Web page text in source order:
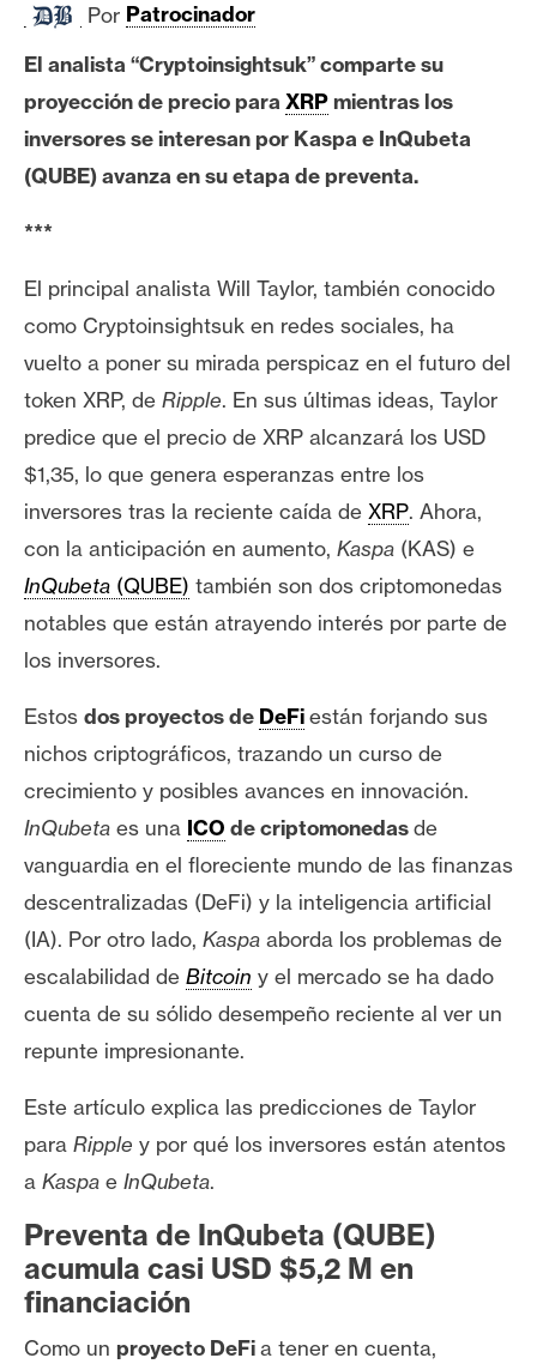
e
r
e
u
m
A
n
á
l
s
i
s
N
o
a
s
d
P
r
e
n
s
a
e
m
a
s
R
e
c
Por Patrocinador
El analista “Cryptoinsightsuk” comparte su
proyección de precio para XRPmientras los
inversores se interesan por Kaspa e InQubeta
(QUBE) avanza en su etapa de preventa.
***
El principal analista Will Taylor, también conocido
como Cryptoinsightsuk en redes sociales, ha
vuelto a poner su mirada perspicaz en el futuro del
token XRP, de Ripple. En sus últimas ideas, Taylor
predice que el precio de XRP alcanzará los USD
$1,35, lo que genera esperanzas entre los
inversores tras la reciente caída de XRP. Ahora,
con la anticipación en aumento, Kaspa (KAS) e
InQubeta (QUBE) también son dos criptomonedas
notables que están atrayendo interés por parte de
los inversores.
Estos dos proyectos de DeFiestán forjando sus
nichos criptográficos, trazando un curso de
crecimiento y posibles avances en innovación.
InQubeta es una ICO de criptomonedasde
vanguardia en el floreciente mundo de las finanzas
descentralizadas (DeFi) y la inteligencia artificial
(IA). Por otro lado, Kaspa aborda los problemas de
escalabilidad de Bitcoin y el mercado se ha dado
cuenta de su sólido desempeño reciente al ver un
repunte impresionante.
Este artículo explica las predicciones de Taylor
para Ripple y por qué los inversores están atentos
a Kaspa e InQubeta.
Preventa de InQubeta (QUBE)
acumula casi USD $5,2 M en
financiación
Como un proyecto DeFia tener en cuenta,